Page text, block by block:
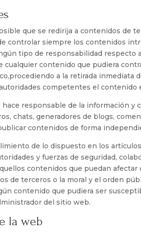
que se redirija a contenidos de
controlar siempre los contenidos
tipo de responsabilidad respecto
cualquier contenido que pudiera
a la retirada inmediata
competentes el contenido
hace responsable de la información
chats, generadores de blogs,
contenidos de forma
de lo dispuesto en los artículos
y fuerzas de seguridad,
contenidos que puedan
de terceros o la moral y el orden
contenido que pudiera ser
del sitio web.
la web